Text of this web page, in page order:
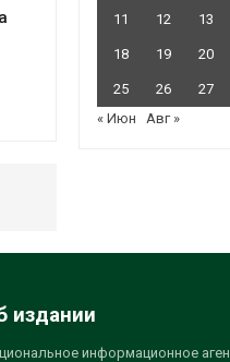
11 12 13
18 19 20
25 26 27
« Июн
Авг »
издании
информационное